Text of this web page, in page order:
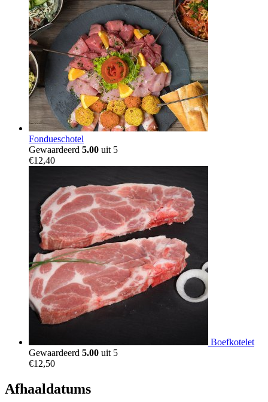
Fondueschotel
Gewaardeerd 5.00 uit 5
€12,40
Boefkotelet
Gewaardeerd 5.00 uit 5
€12,50
Afhaaldatums